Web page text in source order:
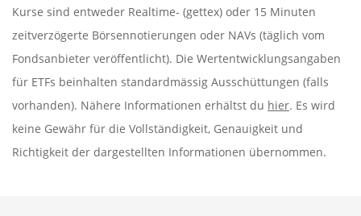
Kurse sind entweder Realtime- (gettex) oder 15 Minuten
zeitverzögerte Börsennotierungen oder NAVs (täglich vom
Fondsanbieter veröffentlicht). Die Wertentwicklungsangaben
für ETFs beinhalten standardmässig Ausschüttungen (falls
vorhanden). Nähere Informationen erhältst du hier. Es wird
keine Gewähr für die Vollständigkeit, Genauigkeit und
Richtigkeit der dargestellten Informationen übernommen.